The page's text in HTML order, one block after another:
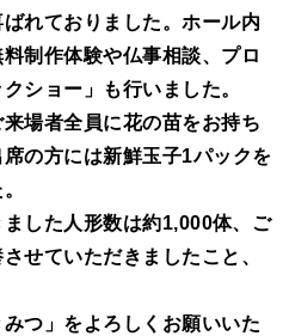
れておりました。ホール内
制作体験や仏事相談、プロ
ショー」も行いました。
場者全員に花の苗をお持ち
の方には新鮮玉子1パックを
した人形数は約1,000体、ご
せていただきましたこと、
つ」をよろしくお願いいた